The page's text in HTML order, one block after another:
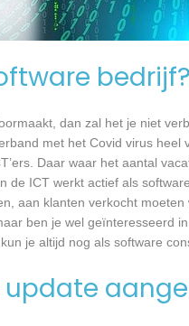
bedrijf?
dan zal het je niet
met het Covid virus heel
Daar waar het aantal
ICT werkt actief als
aan klanten verkocht
ben je wel geïnteresseerd
je altijd nog als software